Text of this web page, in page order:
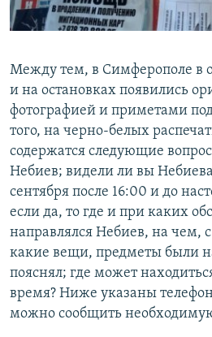
Между тем, в Симферополе в
и на остановках появились
фотографией и приметами
того, на черно-белых
содержатся следующие
Небиев; видели ли вы
сентября после 16:00 и до
если да, то где и при каких
направлялся Небиев, на чем,
какие вещи, предметы были
пояснял; где может
время? Ниже указаны
можно сообщить